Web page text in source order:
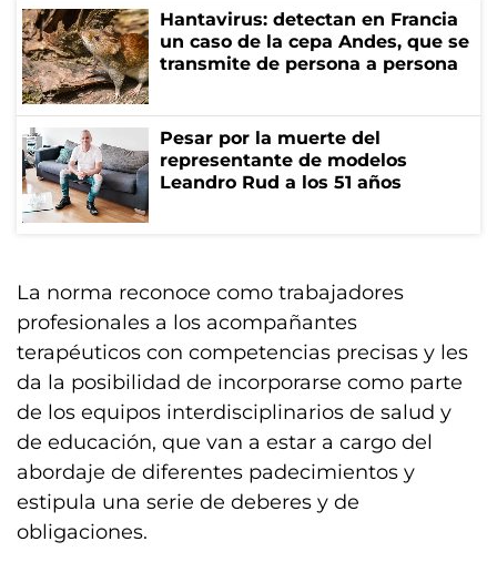
Hantavirus: detectan en Francia
un caso de la cepa Andes, que se
transmite de persona a persona
Pesar por la muerte del
representante de modelos
Leandro Rud a los 51 años
La norma reconoce como trabajadores
profesionales a los acompañantes
terapéuticos con competencias precisas y les
da la posibilidad de incorporarse como parte
de los equipos interdisciplinarios de salud y
de educación, que van a estar a cargo del
abordaje de diferentes padecimientos y
estipula una serie de deberes y de
obligaciones.